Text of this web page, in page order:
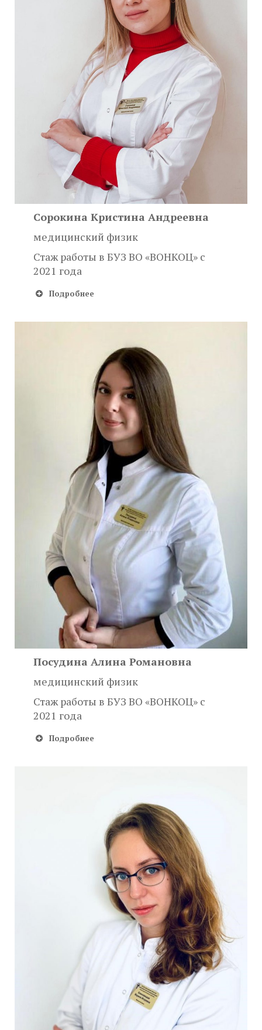
Сорокина Кристина Андреевна
медицинский физик
Стаж работы в БУЗ ВО «ВОНКОЦ» с
2021 года
Подробнее
Посудина Алина Романовна
медицинский физик
Стаж работы в БУЗ ВО «ВОНКОЦ» с
2021 года
Подробнее